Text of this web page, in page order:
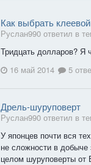
Как выбрать
Руслан990 ответил в
Тридцать долларов? Я
16 май 2014
5
Дрель-шуруповерт
Руслан990 ответил в
У японцев почти вся
не сложности в
целом шуруповерты от